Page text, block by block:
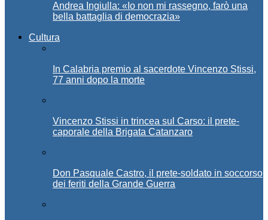
Andrea Ingiulla: «Io non mi rassegno, farò una
bella battaglia di democrazia»
Cultura
In Calabria premio al sacerdote Vincenzo Stissi,
77 anni dopo la morte
Vincenzo Stissi in trincea sul Carso: il prete-
caporale della Brigata Catanzaro
Don Pasquale Castro, il prete-soldato in soccorso
dei feriti della Grande Guerra